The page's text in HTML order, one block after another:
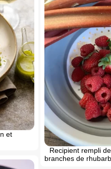
Recipient rempli
branches de
et